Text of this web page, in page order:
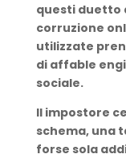
questi duetto
corruzione
utilizzate
di affable
sociale.
Il impostore
schema, una
forse sola